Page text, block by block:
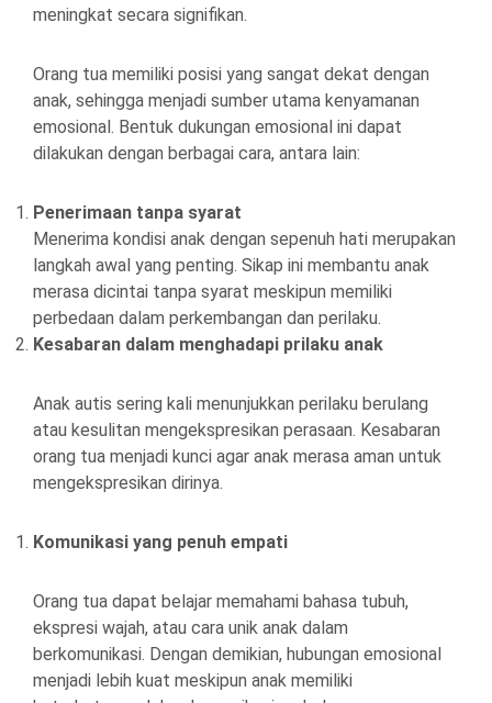
meningkat secara signifikan.
Orang tua memiliki posisi yang sangat dekat dengan
anak, sehingga menjadi sumber utama kenyamanan
emosional. Bentuk dukungan emosional ini dapat
dilakukan dengan berbagai cara, antara lain:
Penerimaan tanpa syarat
Menerima kondisi anak dengan sepenuh hati merupakan
langkah awal yang penting. Sikap ini membantu anak
merasa dicintai tanpa syarat meskipun memiliki
perbedaan dalam perkembangan dan perilaku.
Kesabaran dalam menghadapi prilaku anak
Anak autis sering kali menunjukkan perilaku berulang
atau kesulitan mengekspresikan perasaan. Kesabaran
orang tua menjadi kunci agar anak merasa aman untuk
mengekspresikan dirinya.
Komunikasi yang penuh empati
Orang tua dapat belajar memahami bahasa tubuh,
ekspresi wajah, atau cara unik anak dalam
berkomunikasi. Dengan demikian, hubungan emosional
menjadi lebih kuat meskipun anak memiliki